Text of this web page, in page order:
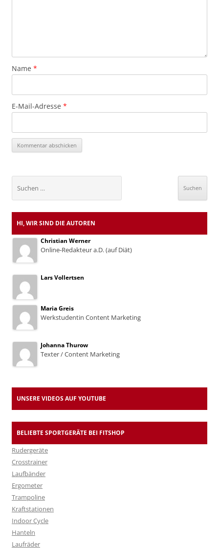
Name *
E-Mail-Adresse *
nach:
HI, WIR SIND DIE AUTOREN
Christian Werner
Online-Redakteur a.D. (auf Diät)
Lars Vollertsen
Maria Greis
Werkstudentin Content Marketing
Johanna Thurow
Texter / Content Marketing
UNSERE VIDEOS AUF YOUTUBE
BELIEBTE SPORTGERÄTE BEI FITSHOP
Rudergeräte
Crosstrainer
Laufbänder
Ergometer
Trampoline
Kraftstationen
Indoor Cycle
Hanteln
Laufräder